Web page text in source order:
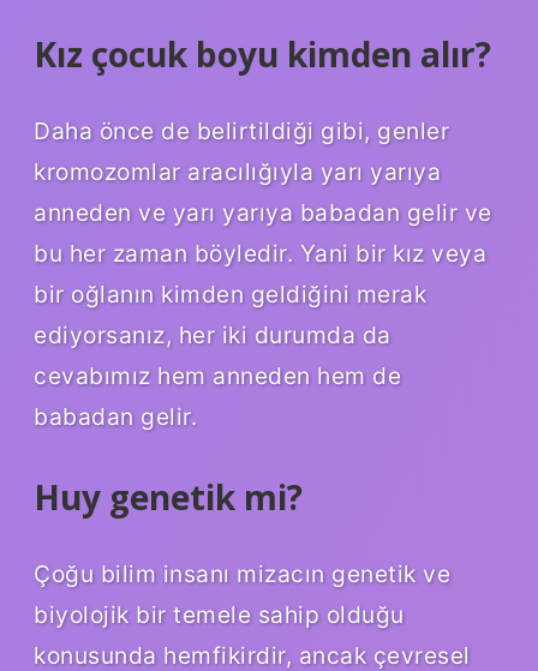
Kız çocuk boyu kimden alır?
Daha önce de belirtildiği gibi, genler
kromozomlar aracılığıyla yarı yarıya
anneden ve yarı yarıya babadan gelir ve
bu her zaman böyledir. Yani bir kız veya
bir oğlanın kimden geldiğini merak
ediyorsanız, her iki durumda da
cevabımız hem anneden hem de
babadan gelir.
Huy genetik mi?
Çoğu bilim insanı mizacın genetik ve
biyolojik bir temele sahip olduğu
konusunda hemfikirdir, ancak çevresel